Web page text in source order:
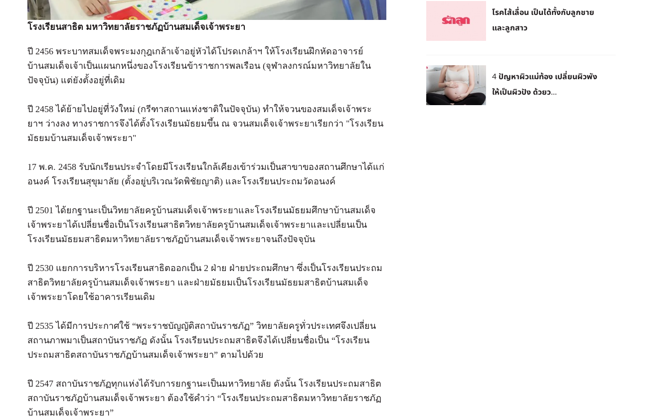
โรงเรียนสาธิต มหาวิทยาลัยราชภัฏบ้านสมเด็จเจ้าพระยา
ปี 2456 พระบาทสมเด็จพระมงกุฎเกล้าเจ้าอยู่หัวได้โปรดเกล้าฯ ให้โรงเรียนฝึกหัดอาจารย์
บ้านสมเด็จเจ้าเป็นแผนกหนึ่งของโรงเรียนข้าราชการพลเรือน (จุฬาลงกรณ์มหาวิทยาลัยใน
ปัจจุบัน) แต่ยังตั้งอยู่ที่เดิม
ปี 2458 ได้ย้ายไปอยู่ที่วังใหม่ (กรีฑาสถานแห่งชาติในปัจจุบัน) ทำให้จวนของสมเด็จเจ้าพระ
ยาฯ ว่างลง ทางราชการจึงได้ตั้งโรงเรียนมัธยมขึ้น ณ จวนสมเด็จเจ้าพระยาเรียกว่า "โรงเรียน
มัธยมบ้านสมเด็จเจ้าพระยา"
17 พ.ค. 2458 รับนักเรียนประจำโดยมีโรงเรียนใกล้เคียงเข้าร่วมเป็นสาขาของสถานศึกษาได้แก่
อนงค์ โรงเรียนสุขุมาลัย (ตั้งอยู่บริเวณวัดพิชัยญาติ) และโรงเรียนประถมวัดอนงค์
ปี 2501 ได้ยกฐานะเป็นวิทยาลัยครูบ้านสมเด็จเจ้าพระยาและโรงเรียนมัธยมศึกษาบ้านสมเด็จ
เจ้าพระยาได้เปลี่ยนชื่อเป็นโรงเรียนสาธิตวิทยาลัยครูบ้านสมเด็จเจ้าพระยาและเปลี่ยนเป็น
โรงเรียนมัธยมสาธิตมหาวิทยาลัยราชภัฏบ้านสมเด็จเจ้าพระยาจนถึงปัจจุบัน
ปี 2530 แยกการบริหารโรงเรียนสาธิตออกเป็น 2 ฝ่าย ฝ่ายประถมศึกษา ซึ่งเป็นโรงเรียนประถม
สาธิตวิทยาลัยครูบ้านสมเด็จเจ้าพระยา และฝ่ายมัธยมเป็นโรงเรียนมัธยมสาธิตบ้านสมเด็จ
เจ้าพระยาโดยใช้อาคารเรียนเดิม
ปี 2535 ได้มีการประกาศใช้ “พระราชบัญญัติสถาบันราชภัฏ” วิทยาลัยครูทั่วประเทศจึงเปลี่ยน
สถานภาพมาเป็นสถาบันราชภัฏ ดังนั้น โรงเรียนประถมสาธิตจึงได้เปลี่ยนชื่อเป็น “โรงเรียน
ประถมสาธิตสถาบันราชภัฏบ้านสมเด็จเจ้าพระยา” ตามไปด้วย
ปี 2547 สถาบันราชภัฏทุกแห่งได้รับการยกฐานะเป็นมหาวิทยาลัย ดังนั้น โรงเรียนประถมสาธิต
สถาบันราชภัฏบ้านสมเด็จเจ้าพระยา ต้องใช้คำว่า “โรงเรียนประถมสาธิตมหาวิทยาลัยราชภัฏ
บ้านสมเด็จเจ้าพระยา”
โรคไส้เลื่อน เป็นได้ทั้งกับลูกชาย
และลูกสาว
4 ปัญหาผิวแม่ท้อง เปลี่ยนผิวพัง
ให้เป็นผิวปัง ด้วยว...